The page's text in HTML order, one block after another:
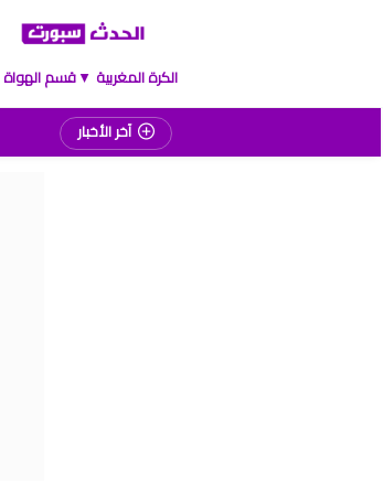
الكرة المغربية ▲قسم الهواة
آخر الأخبار